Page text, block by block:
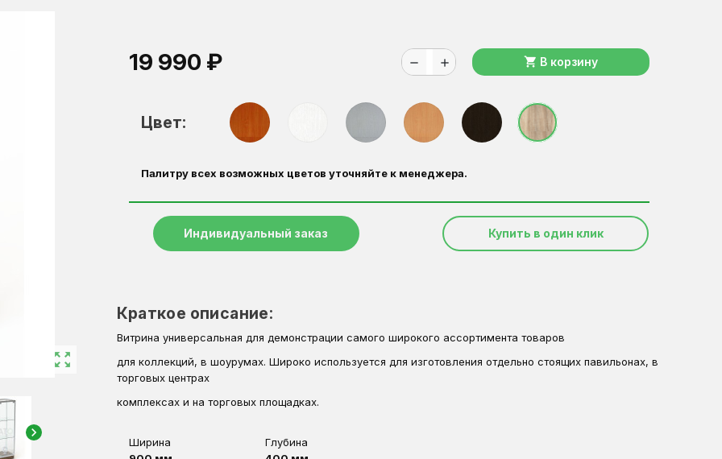
zoom_out_map
chevron_right
19 990 ₽ remove add shopping_cart В корзину
Цвет:
Палитру всех возможных цветов уточняйте к менеджера.
Индивидуальный заказ Купить в один клик
Краткое описание:
Витрина универсальная для демонстрации самого широкого ассортимента товаров
для коллекций, в шоурумах. Широко используется для изготовления отдельно стоящих павильонах, в
торговых центрах
комплексах и на торговых площадках.
Ширина
Глубина